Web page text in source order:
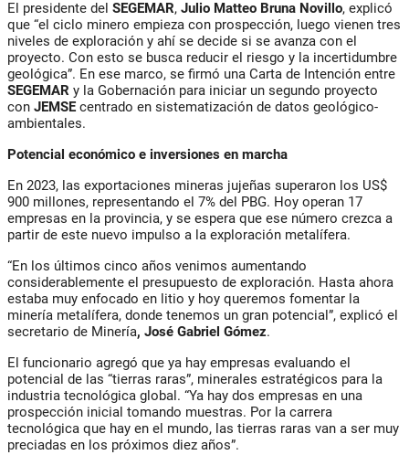
El presidente del SEGEMAR, Julio Matteo Bruna Novillo, explicó
que “el ciclo minero empieza con prospección, luego vienen tres
niveles de exploración y ahí se decide si se avanza con el
proyecto. Con esto se busca reducir el riesgo y la incertidumbre
geológica”. En ese marco, se firmó una Carta de Intención entre
SEGEMAR y la Gobernación para iniciar un segundo proyecto
con JEMSE centrado en sistematización de datos geológico-
ambientales.
Potencial económico e inversiones en marcha
En 2023, las exportaciones mineras jujeñas superaron los US$
900 millones, representando el 7% del PBG. Hoy operan 17
empresas en la provincia, y se espera que ese número crezca a
partir de este nuevo impulso a la exploración metalífera.
“En los últimos cinco años venimos aumentando
considerablemente el presupuesto de exploración. Hasta ahora
estaba muy enfocado en litio y hoy queremos fomentar la
minería metalífera, donde tenemos un gran potencial”, explicó el
secretario de Minería, José Gabriel Gómez.
El funcionario agregó que ya hay empresas evaluando el
potencial de las “tierras raras”, minerales estratégicos para la
industria tecnológica global. “Ya hay dos empresas en una
prospección inicial tomando muestras. Por la carrera
tecnológica que hay en el mundo, las tierras raras van a ser muy
preciadas en los próximos diez años”.